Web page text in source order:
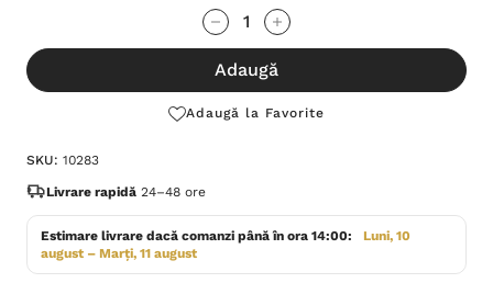
te!
Stocul
Adaugă
Adaugă la Favorite
SKU: 10283
Livrare rapidă 24–48 ore
Estimare livrare dacă comanzi până în ora 14:00:
Luni, 10
august – Marți, 11 august